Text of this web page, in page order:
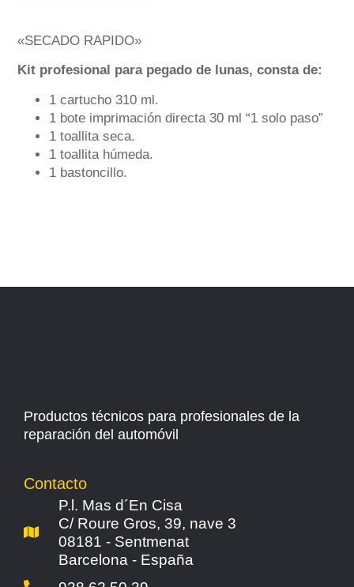
«SECADO RAPIDO»
Kit profesional para pegado de lunas, consta de:
1 cartucho 310 ml.
1 bote imprimación directa 30 ml “1 solo paso”
1 toallita seca.
1 toallita húmeda.
1 bastoncillo.
Productos técnicos para profesionales de la
reparación del automóvil
Contacto
P.l. Mas d´En Cisa
C/ Roure Gros, 39, nave 3
08181 - Sentmenat
Barcelona - España